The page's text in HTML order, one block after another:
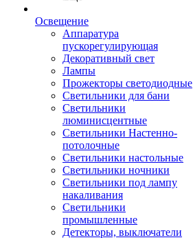
Освещение
Аппаратура
пускорегулирующая
Декоративный свет
Лампы
Прожекторы светодиодные
Светильники для бани
Светильники
люминисцентные
Светильники Настенно-
потолочные
Светильники настольные
Светильники ночники
Светильники под лампу
накаливания
Светильники
промышленные
Детекторы, выключатели